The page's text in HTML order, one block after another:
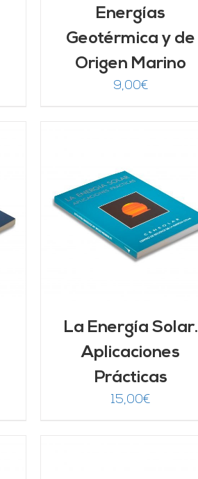
Energías
Geotérmica y de
Origen Marino
9,00€
La Energía Solar.
Aplicaciones
Prácticas
15,00€